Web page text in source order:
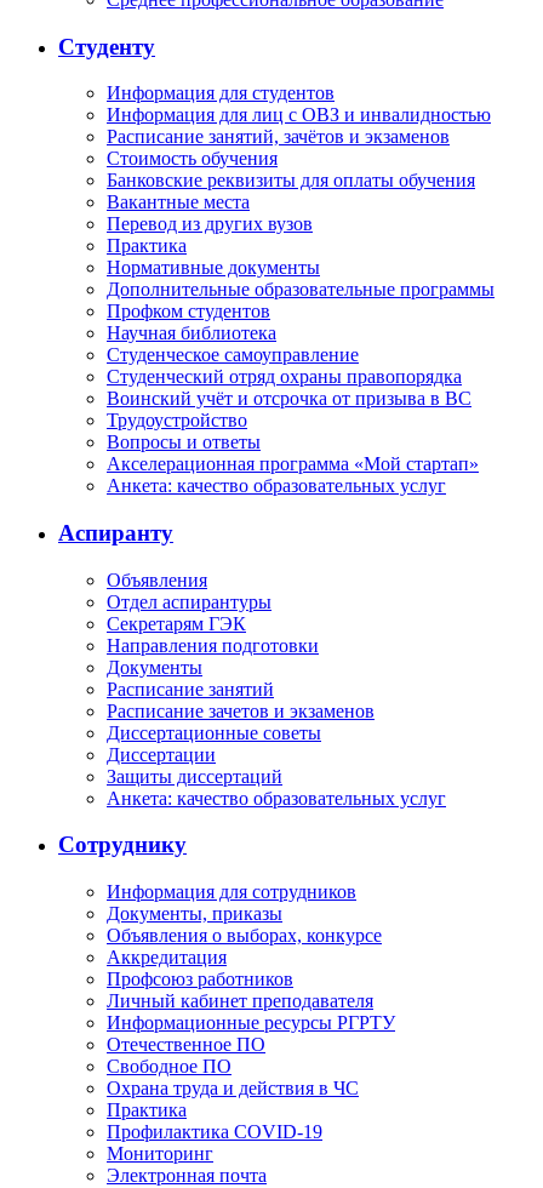
Студенту
Информация для студентов
Информация для лиц с ОВЗ и инвалидностью
Расписание занятий, зачётов и экзаменов
Стоимость обучения
Банковские реквизиты для оплаты обучения
Вакантные места
Перевод из других вузов
Практика
Нормативные документы
Дополнительные образовательные программы
Профком студентов
Научная библиотека
Студенческое самоуправление
Студенческий отряд охраны правопорядка
Воинский учёт и отсрочка от призыва в ВС
Трудоустройство
Вопросы и ответы
Акселерационная программа «Мой стартап»
Анкета: качество образовательных услуг
Аспиранту
Объявления
Отдел аспирантуры
Секретарям ГЭК
Направления подготовки
Документы
Расписание занятий
Расписание зачетов и экзаменов
Диссертационные советы
Диссертации
Защиты диссертаций
Анкета: качество образовательных услуг
Сотруднику
Информация для сотрудников
Документы, приказы
Объявления о выборах, конкурсе
Аккредитация
Профсоюз работников
Личный кабинет преподавателя
Информационные ресурсы РГРТУ
Отечественное ПО
Свободное ПО
Охрана труда и действия в ЧС
Практика
Профилактика COVID-19
Мониторинг
Электронная почта